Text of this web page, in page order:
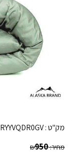
מק"ט :RYYVQDR0GV
מחיר: ₪950